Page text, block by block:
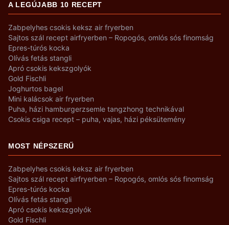
A LEGÚJABB 10 RECEPT
Zabpelyhes csokis keksz air fryerben
Sajtos szál recept airfryerben – Ropogós, omlós sós finomság
Epres-túrós kocka
Olívás fetás stangli
Apró csokis kekszgolyók
Gold Fischli
Joghurtos bagel
Mini kalácsok air fryerben
Puha, házi hamburgerzsemle tangzhong technikával
Csokis csiga recept – puha, vajas, házi péksütemény
MOST NÉPSZERŰ
Zabpelyhes csokis keksz air fryerben
Sajtos szál recept airfryerben – Ropogós, omlós sós finomság
Epres-túrós kocka
Olívás fetás stangli
Apró csokis kekszgolyók
Gold Fischli